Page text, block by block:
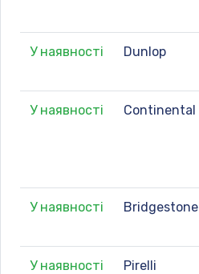
У наявності Dunlop
У наявності Continental
У наявності Bridgestone
У наявності Pirelli